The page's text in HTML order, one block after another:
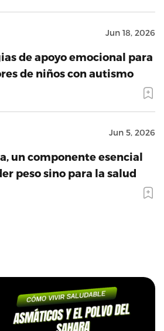
Jun 18, 2026
de apoyo emocional para
de niños con autismo
Jun 5, 2026
un componente esencial
peso sino para la salud